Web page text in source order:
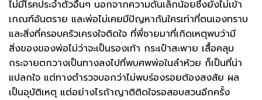
ไม่มีโรคประจำตัวอื่นๆ นอกจากความดันเล็กน้อยซึ่งยังไม่เข้า
เกณฑ์อันตราย และพ่อไม่เคยมีปัญหากันใครเท่าที่ตนเองทราบ
และสิ่งที่ครอบครัวเครงใจติดใจ ที่พี่ชายมาที่เกิดเหตุพบว่ามี
สิ่งของของพ่อไม่ว่าจะเป็นรองเท้า กระเป๋าสะพาย เสื้อคลุม
กระจายตกวางเป็นทางลงไปที่พบศพพ่อในลำห้วย ก็เป็นที่น่า
แปลกใจ แต่ทางตำรวจบอกว่าไม่พบร่องรอยต้องสงสัย ผล
เป็นอุบัติเหตุ แต่อย่างไรถ้าญาติติดใจรอสอบสวนอีกครั้ง